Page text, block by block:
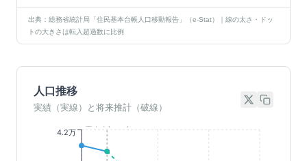
出典：総務省統計局「住民基本台帳人口移動報告」（e-Stat）｜線の太さ・ドッ
トの大きさは転入超過数に比例
人口推移
実績（実線）と将来推計（破線）
4.2万